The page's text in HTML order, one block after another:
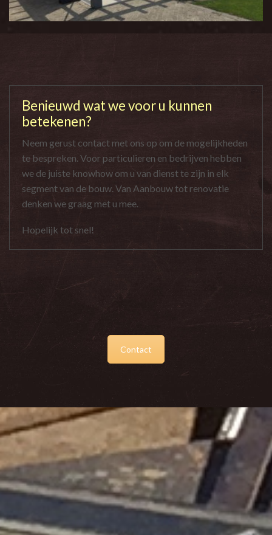
Benieuwd wat we voor u kunnen
betekenen?
Neem gerust contact met ons op om de mogelijkheden
te bespreken. Voor particulieren en bedrijven hebben
we de juiste knowhow om u van dienst te zijn in elk
segment van de bouw. Van Aanbouw tot renovatie
denken we graag met u mee.
Hopelijk tot snel!
Contact